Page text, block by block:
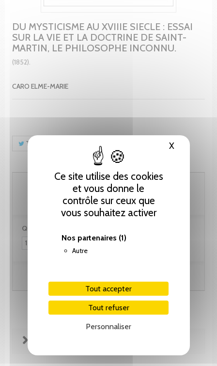
Ce site utilise des cookies
et vous donne le
contrôle sur ceux que
vous souhaitez activer
Nos partenaires (1)
Autre
Tout accepter
Tout refuser
Personnaliser
XMasquer
DU MYSTICISME AU XVIIIE SIECLE : ESSAI
SUR LA VIE ET LA DOCTRINE DE SAINT-
MARTIN, LE PHILOSOPHE INCONNU.
(1852).
CARO ELME-MARIE
Tweet
71.80 CHF
Quantité :